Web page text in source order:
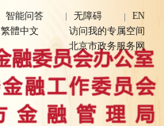
智能问答 无障碍
EN
繁體中文
访问我的专属空间
北京市政务服务网